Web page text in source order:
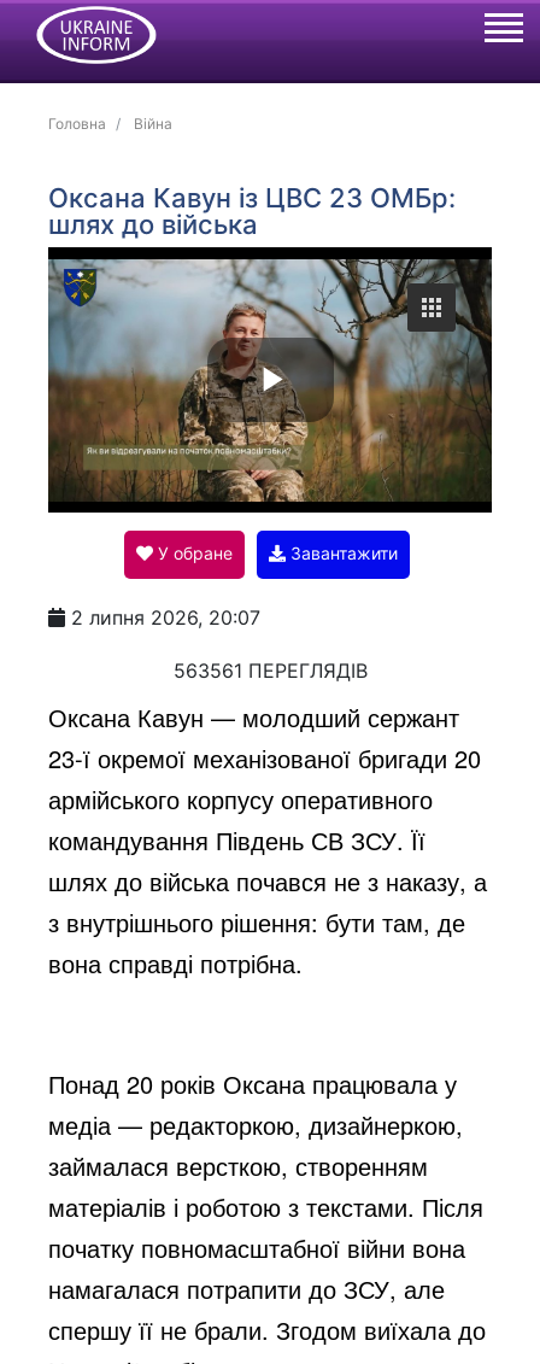
Головна Війна
Оксана Кавун із ЦВС 23 ОМБр:
шлях до війська
P
l
a
y
V
i
d
o
У обране Завантажити
2 липня 2026, 20:07
563561 ПЕРЕГЛЯДІВ
Оксана Кавун — молодший сержант
23-ї окремої механізованої бригади 20
армійського корпусу оперативного
командування Південь СВ ЗСУ. Її
шлях до війська почався не з наказу, а
з внутрішнього рішення: бути там, де
вона справді потрібна.
Понад 20 років Оксана працювала у
медіа — редакторкою, дизайнеркою,
займалася версткою, створенням
матеріалів і роботою з текстами. Після
початку повномасштабної війни вона
намагалася потрапити до ЗСУ, але
спершу її не брали. Згодом виїхала до